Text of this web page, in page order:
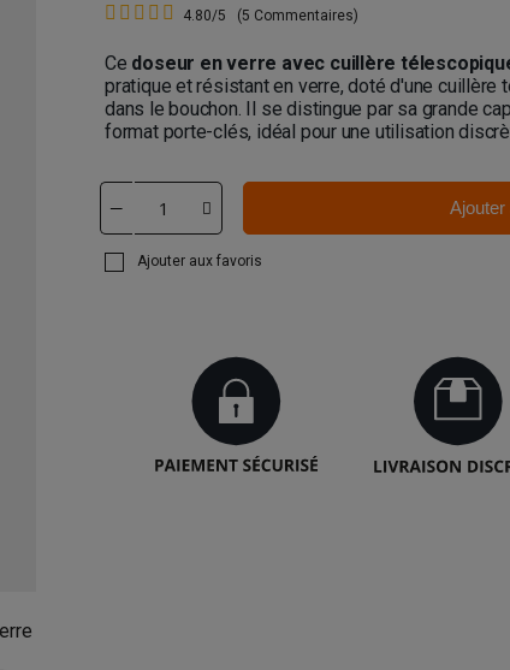
4.80/5 (5 Commentaires)
Ce doseur en verre avec cuillère
pratique et résistant en verre, doté d'une
dans le bouchon. Il se distingue par sa grande
format porte-clés, idéal pour une utilisation
Ajouter
Ajouter aux favoris